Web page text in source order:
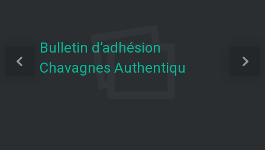
Bulletin d’adhésion
Chavagnes Authentiqu
Previous Next